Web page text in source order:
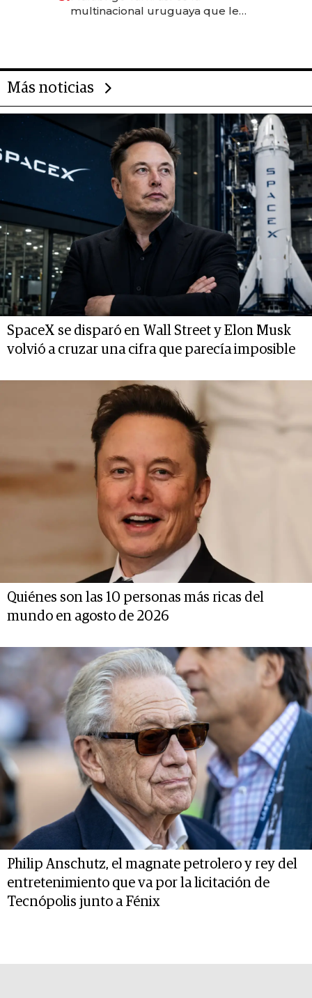
multinacional uruguaya que le
Más noticias
SpaceX se disparó en Wall Street y Elon Musk
volvió a cruzar una cifra que parecía imposible
Quiénes son las 10 personas más ricas del
mundo en agosto de 2026
Philip Anschutz, el magnate petrolero y rey del
entretenimiento que va por la licitación de
Tecnópolis junto a Fénix